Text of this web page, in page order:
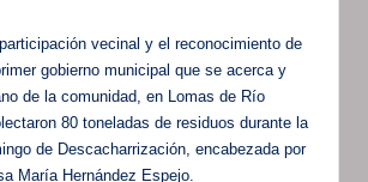
vecinal y el reconocimiento de
gobierno municipal que se acerca y
de la comunidad, en Lomas de Río
80 toneladas de residuos durante la
de Descacharrización, encabezada por
María Hernández Espejo.